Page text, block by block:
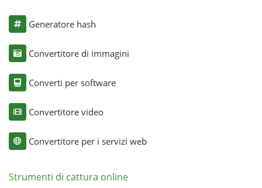
Generatore hash
Convertitore di immagini
Converti per software
Convertitore video
Convertitore per i servizi web
Strumenti di cattura online